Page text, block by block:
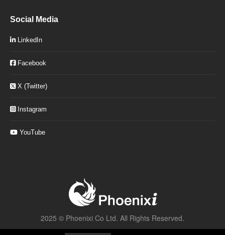
Social Media
LinkedIn
Facebook
X (Twitter)
Instagram
YouTube
2025 © Phoenixi Co Ltd. All Rights Reserved.